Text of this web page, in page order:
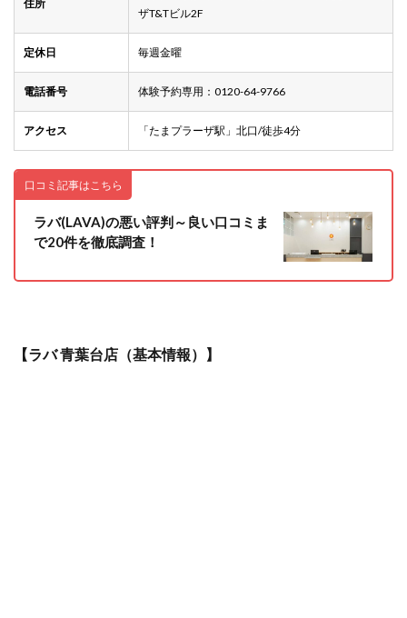
住所
ザT&Tビル2F
定休日 毎週金曜
電話番号 体験予約専用：0120-64-9766
アクセス 「たまプラーザ駅」北口/徒歩4分
口コミ記事はこちら
ラバ(LAVA)の悪い評判～良い口コミま
で20件を徹底調査！
【ラバ 青葉台店（基本情報）】